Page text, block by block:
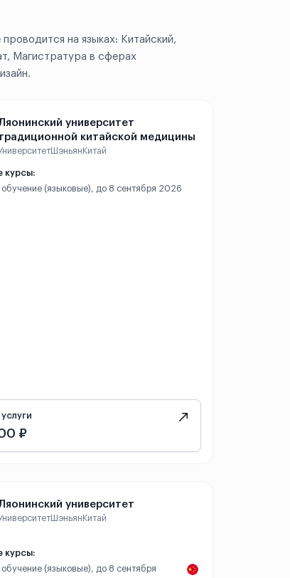
на языках: Китайский,
Магистратура в сферах
университет
китайской медицины
Шэньян Китай
курсы:
обучение (языковые), до 8 сентября 2026
₽
университет
Шэньян Китай
курсы:
обучение (языковые), до 8 сентября